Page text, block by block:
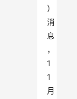
）
消
息
，
1
1
月